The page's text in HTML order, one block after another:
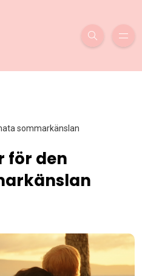
sommarkänslan
för den